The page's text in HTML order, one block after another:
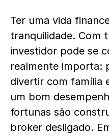
Ter uma vida
tranquilidade. Com
investidor pode se
realmente importa:
divertir com família
um bom
fortunas são
broker desligado.